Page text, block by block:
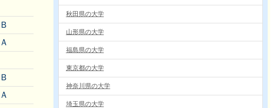
秋田県の大学
山形県の大学
福島県の大学
東京都の大学
神奈川県の大学
埼玉県の大学